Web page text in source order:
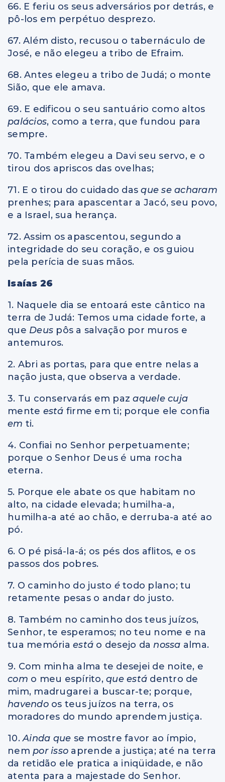
66. E feriu os seus adversários por detrás, e
pô-los em perpétuo desprezo.
67. Além disto, recusou o tabernáculo de
José, e não elegeu a tribo de Efraim.
68. Antes elegeu a tribo de Judá; o monte
Sião, que ele amava.
69. E edificou o seu santuário como altos
palácios, como a terra, que fundou para
sempre.
70. Também elegeu a Davi seu servo, e o
tirou dos apriscos das ovelhas;
71. E o tirou do cuidado dasque se acharam
prenhes; para apascentar a Jacó, seu povo,
e a Israel, sua herança.
72. Assim os apascentou, segundo a
integridade do seu coração, e os guiou
pela perícia de suas mãos.
Isaías 26
1. Naquele dia se entoará este cântico na
terra de Judá: Temos uma cidade forte, a
que Deus pôs a salvação por muros e
antemuros.
2. Abri as portas, para que entre nelas a
nação justa, que observa a verdade.
3. Tu conservarás em pazaquele cuja
mente está firme em ti; porque ele confia
em ti.
4. Confiai no Senhor perpetuamente;
porque o Senhor Deus é uma rocha
eterna.
5. Porque ele abate os que habitam no
alto, na cidade elevada; humilha-a,
humilha-a até ao chão, e derruba-a até ao
pó.
6. O pé pisá-la-á; os pés dos aflitos, e os
passos dos pobres.
7. O caminho do justo é todo plano; tu
retamente pesas o andar do justo.
8. Também no caminho dos teus juízos,
Senhor, te esperamos; no teu nome e na
tua memória está o desejo danossa alma.
9. Com minha alma te desejei de noite, e
com o meu espírito, que está dentro de
mim, madrugarei a buscar-te; porque,
havendo os teus juízos na terra, os
moradores do mundo aprendem justiça.
10.Ainda que se mostre favor ao ímpio,
nem por isso aprende a justiça; até na terra
da retidão ele pratica a iniqüidade, e não
atenta para a majestade do Senhor.